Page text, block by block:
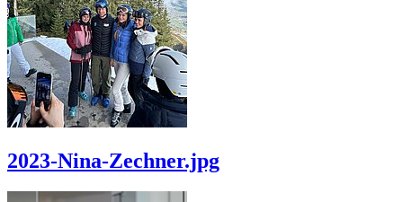
2023-Nina-Zechner.jpg